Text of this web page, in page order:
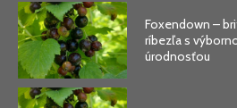
Foxendown –
ríbezľa s
úrodnosťou